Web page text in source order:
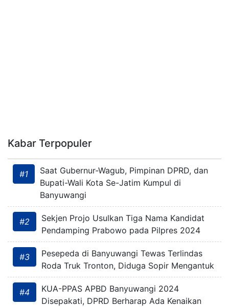
Kabar Terpopuler
#1
Saat Gubernur-Wagub, Pimpinan DPRD, dan
Bupati-Wali Kota Se-Jatim Kumpul di
Banyuwangi
#2
Sekjen Projo Usulkan Tiga Nama Kandidat
Pendamping Prabowo pada Pilpres 2024
#3
Pesepeda di Banyuwangi Tewas Terlindas
Roda Truk Tronton, Diduga Sopir Mengantuk
#4
KUA-PPAS APBD Banyuwangi 2024
Disepakati, DPRD Berharap Ada Kenaikan